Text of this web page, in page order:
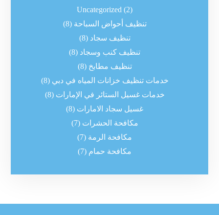
Uncategorized (2)
تنظيف أحواض السباحة (8)
تنظيف سجاد (8)
تنظيف كنب وسجاد (8)
تنظيف مطابخ (8)
خدمات تنظيف خزانات المياه في دبي (8)
خدمات غسيل الستائر في الإمارات (8)
غسيل سجاد الامارات (8)
مكافحة الحشرات (7)
مكافحة الرمة (7)
مكافحة حمام (7)